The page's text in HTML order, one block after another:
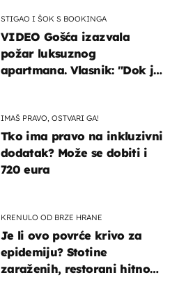
STIGAO I ŠOK S BOOKINGA
VIDEO Gošća izazvala
požar luksuznog
apartmana. Vlasnik: "Dok je
IMAŠ PRAVO, OSTVARI GA!
Tko ima pravo na inkluzivni
dodatak? Može se dobiti i
720 eura
KRENULO OD BRZE HRANE
Je li ovo povrće krivo za
epidemiju? Stotine
zaraženih, restorani hitno